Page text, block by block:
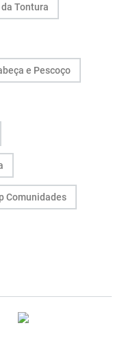
Tontura
e Pescoço
Comunidades